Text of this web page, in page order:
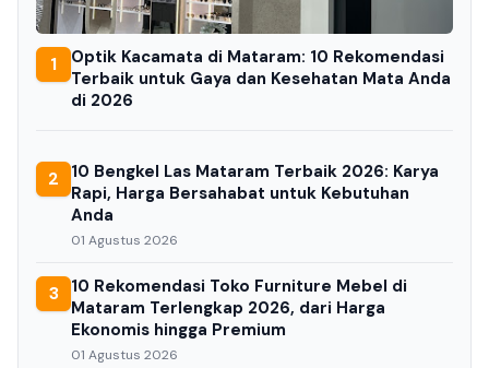
1
Optik Kacamata di Mataram: 10 Rekomendasi
Terbaik untuk Gaya dan Kesehatan Mata Anda
di 2026
2
10 Bengkel Las Mataram Terbaik 2026: Karya
Rapi, Harga Bersahabat untuk Kebutuhan
Anda
01 Agustus 2026
3
10 Rekomendasi Toko Furniture Mebel di
Mataram Terlengkap 2026, dari Harga
Ekonomis hingga Premium
01 Agustus 2026